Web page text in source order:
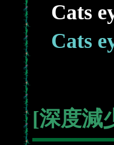
Cats
Cats
[深度減